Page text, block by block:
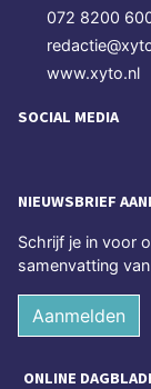
072 8200
www.xyto.nl
SOCIAL MEDIA
NIEUWSBRIEF
Schrijf je in voor
samenvatting
Aanmelden
ONLINE